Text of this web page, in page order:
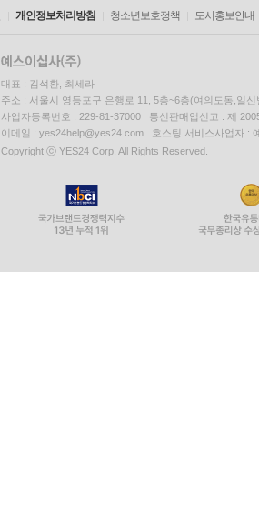
개인정보처리방침 청소년보호정책 도서홍보안내
대표 : 김석환, 최세라
주소 : 서울시 영등포구 은행로 11, 5층~6층(여의도동,일신
사업자등록번호 : 229-81-37000 통신판매업신고 : 제
이메일 : yes24help@yes24.com 호스팅 서비스사업자 :
Copyright ⓒ YES24 Corp. All Rights Reserved.